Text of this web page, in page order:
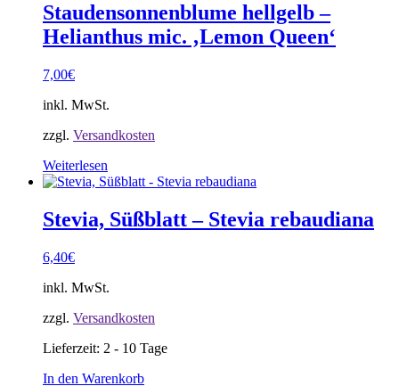
Staudensonnenblume hellgelb –
Helianthus mic. ‚Lemon Queen‘
7,00€
inkl. MwSt.
zzgl. Versandkosten
Weiterlesen
Stevia, Süßblatt – Stevia rebaudiana
6,40€
inkl. MwSt.
zzgl. Versandkosten
Lieferzeit: 2 - 10 Tage
In den Warenkorb